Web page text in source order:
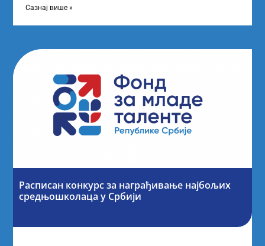
Сазнај више »
Расписан конкурс за награђивање најбољих
средњошколаца у Србији